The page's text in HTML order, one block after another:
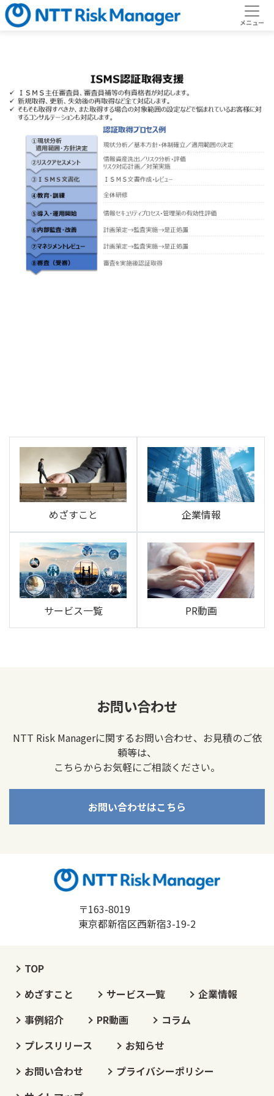
めざすこと 企業情報
サービス一覧 PR動画
お問い合わせ
NTT Risk Managerに関するお問い合わせ、お見積のご依
頼等は、
こちらからお気軽にご相談ください。
お問い合わせはこちら
〒163-8019
東京都新宿区西新宿3-19-2
TOP
めざすこと
サービス一覧
企業情報
事例紹介
PR動画
コラム
プレスリリース
お知らせ
お問い合わせ
プライバシーポリシー